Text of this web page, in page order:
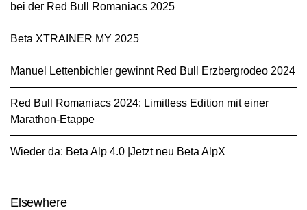
bei der Red Bull Romaniacs 2025
Beta XTRAINER MY 2025
Manuel Lettenbichler gewinnt Red Bull Erzbergrodeo 2024
Red Bull Romaniacs 2024: Limitless Edition mit einer
Marathon-Etappe
Wieder da: Beta Alp 4.0 |Jetzt neu Beta AlpX
Elsewhere